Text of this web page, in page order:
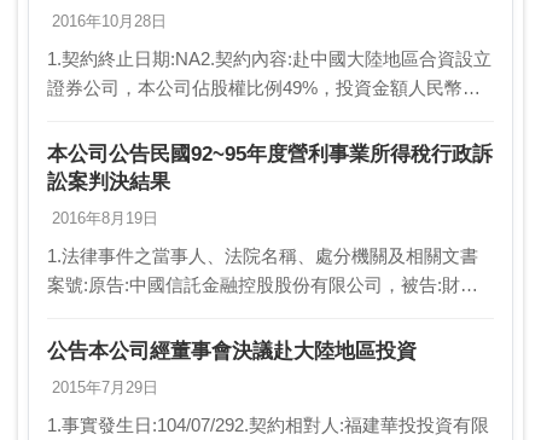
2016年10月28日
1.契約終止日期:NA2.契約內容:赴中國大陸地區合資設立
證券公司，本公司佔股權比例49%，投資金額人民幣
省電子信息(集團)有限責任公司4.與…
本公司公告民國92~95年度營利事業所得稅行政訴
訟案判決結果
2016年8月19日
1.法律事件之當事人、法院名稱、處分機關及相關文書
案號:原告:中國信託金融控股股份有限公司，被告:財政
書案號:105年度判字第386~388及390…
公告本公司經董事會決議赴大陸地區投資
2015年7月29日
1.事實發生日:104/07/292.契約相對人:福建華投投資有限